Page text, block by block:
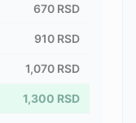
670 RSD
910 RSD
1,070 RSD
1,300 RSD